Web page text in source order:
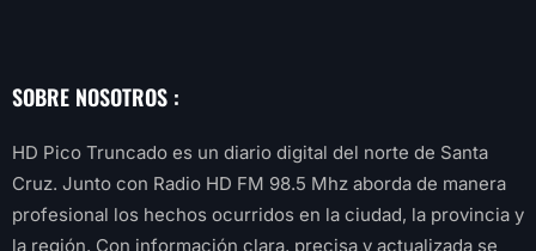
SOBRE NOSOTROS :
HD Pico Truncado es un diario digital del norte de Santa
Cruz. Junto con Radio HD FM 98.5 Mhz aborda de manera
profesional los hechos ocurridos en la ciudad, la provincia y
la región. Con información clara, precisa y actualizada se